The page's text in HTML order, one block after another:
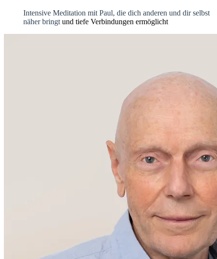
Intensive Meditation mit Paul, die dich anderen und dir selbst
näher bringt und tiefe Verbindungen ermöglicht